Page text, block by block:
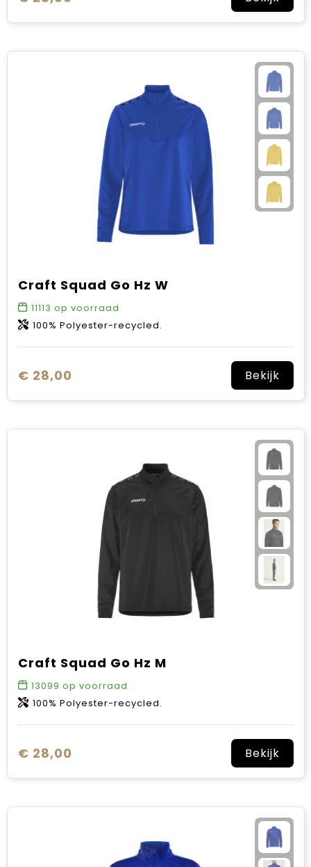
Craft Squad Go Hz W
11113 op voorraad
100% Polyester-recycled.
€ 28,00 Bekijk
Craft Squad Go Hz M
13099 op voorraad
100% Polyester-recycled.
€ 28,00 Bekijk